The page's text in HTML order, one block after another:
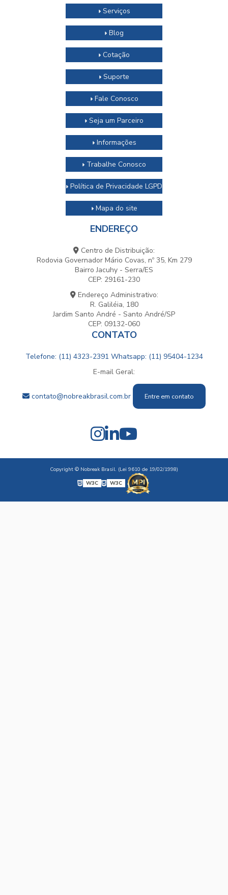
Serviços
Blog
Cotação
Suporte
Fale Conosco
Seja um Parceiro
Informações
Trabalhe Conosco
Política de Privacidade LGPD
Mapa do site
ENDEREÇO
Centro de Distribuição:
Rodovia Governador Mário Covas, nº 35, Km 279
Bairro Jacuhy - Serra/ES
CEP: 29161-230
Endereço Administrativo:
R. Galiléia, 180
Jardim Santo André - Santo André/SP
CEP: 09132-060
CONTATO
Telefone: (11) 4323-2391 Whatsapp: (11) 95404-1234
E-mail Geral:
contato@nobreakbrasil.com.br Entre em contato
Copyright © Nobreak Brasil. (Lei 9610 de 19/02/1998)
W3C
W3C